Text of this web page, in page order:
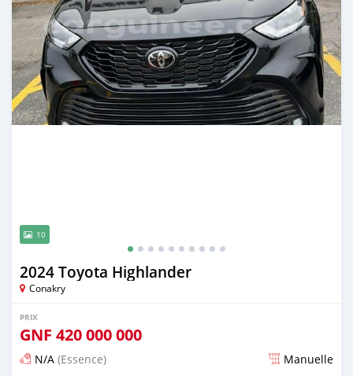
10
2024 Toyota Highlander
Conakry
PRIX
GNF 420 000 000
N/A (Essence) Manuelle